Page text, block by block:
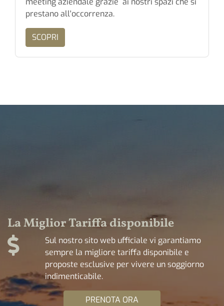
prestano all'occorrenza.
SCOPRI
La Miglior Tariffa disponibile
Sul nostro sito web ufficiale vi garantiamo
sempre la migliore tariffa disponibile e
proposte esclusive per vivere un soggiorno
indimenticabile.
PRENOTA ORA